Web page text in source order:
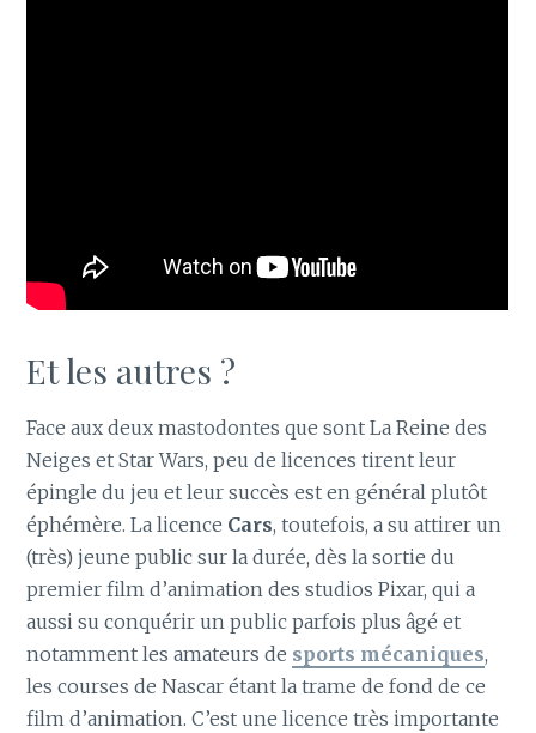
Et les autres ?
Face aux deux mastodontes que sont La Reine des
Neiges et Star Wars, peu de licences tirent leur
épingle du jeu et leur succès est en général plutôt
éphémère. La licence Cars, toutefois, a su attirer un
(très) jeune public sur la durée, dès la sortie du
premier film d’animation des studios Pixar, qui a
aussi su conquérir un public parfois plus âgé et
notamment les amateurs de sports mécaniques,
les courses de Nascar étant la trame de fond de ce
film d’animation. C’est une licence très importante